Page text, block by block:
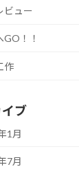
ビュー
GO！！
作
ブ
1月
7月